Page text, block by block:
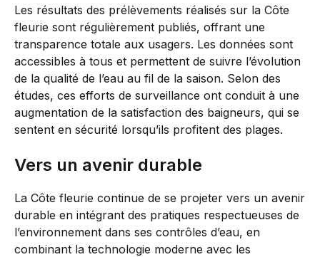
Les résultats des prélèvements réalisés sur la Côte
fleurie sont régulièrement publiés, offrant une
transparence totale aux usagers. Les données sont
accessibles à tous et permettent de suivre l’évolution
de la qualité de l’eau au fil de la saison. Selon des
études, ces efforts de surveillance ont conduit à une
augmentation de la satisfaction des baigneurs, qui se
sentent en sécurité lorsqu’ils profitent des plages.
Vers un avenir durable
La Côte fleurie continue de se projeter vers un avenir
durable en intégrant des pratiques respectueuses de
l’environnement dans ses contrôles d’eau, en
combinant la technologie moderne avec les